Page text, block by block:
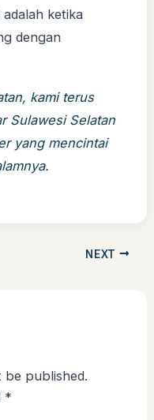
ketika
dengan
kami terus
Sulawesi Selatan
yang mencintai
NEXT
be published.
*